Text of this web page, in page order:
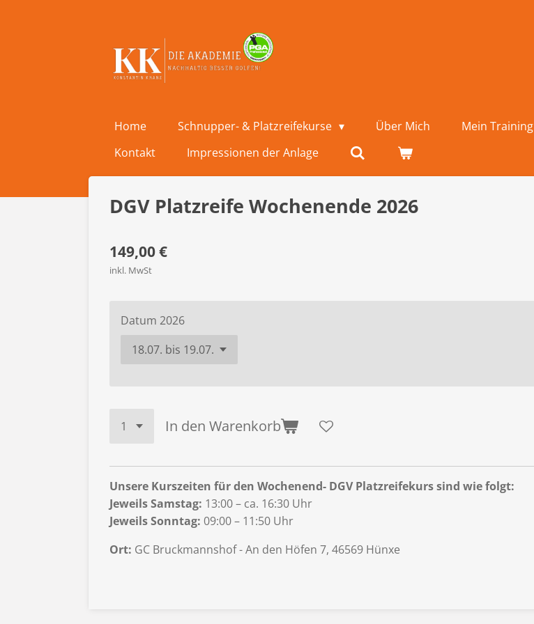
Home Schnupper- & Platzreifekurse Über Mich Mein Training
Kontakt
Impressionen der Anlage
DGV Platzreife Wochenende 2026
149,00 €
inkl. MwSt
Datum 2026
In den Warenkorb
Unsere Kurszeiten für den Wochenend- DGV Platzreifekurs sind wie folgt:
Jeweils Samstag: 13:00 – ca. 16:30 Uhr
Jeweils Sonntag: 09:00 – 11:50 Uhr
Ort: GC Bruckmannshof - An den Höfen 7, 46569 Hünxe